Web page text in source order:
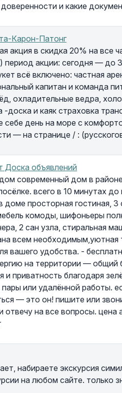
доверенности и какие
Карон-Патонг
акция в скидка 20% на
период акции: сегодня — до
всё включено: частная
капитан и команда
охладительные ведра,
-доска и каяк страховка
себе день на море с
— на странице / :
Доска объявлений
современный дом в
всего в 10 минутах
доме просторная гостиная,
комоды, шифоньеры
2 сан узла, стиральная
всем необходимым,уютная
вашего удобства. -
на территории — общий
и приватность благодаря
пары или удалённой работы.
— это он! пишите или
отвечу на все вопросы.
набираете экскурсия
на любом сайте. только